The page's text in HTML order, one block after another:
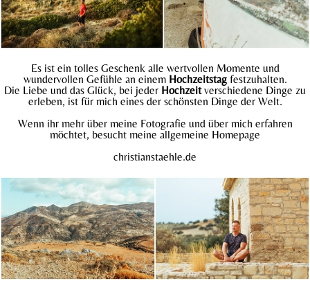
Es ist ein tolles Geschenk alle wertvollen Momente und
wundervollen Gefühle an einem Hochzeitstagfestzuhalten.
Die Liebe und das Glück, bei jeder Hochzeitverschiedene Dinge zu
erleben, ist für mich eines der schönsten Dinge der Welt.
Wenn ihr mehr über meine Fotografie und über mich erfahren
möchtet, besucht meine allgemeine Homepage
christianstaehle.de